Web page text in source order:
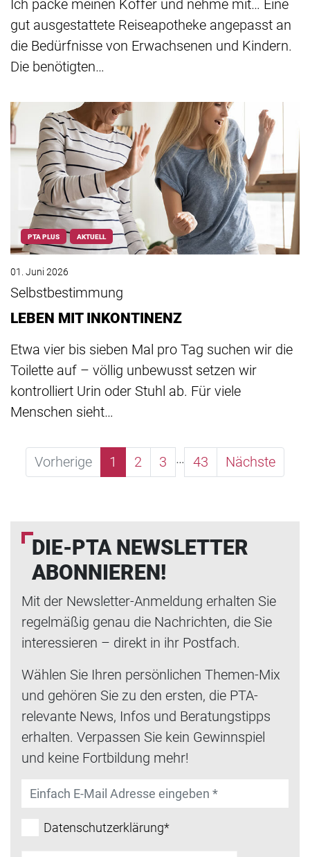
Ich packe meinen Koffer und nehme mit… Eine
gut ausgestattete Reiseapotheke angepasst an
die Bedürfnisse von Erwachsenen und Kindern.
Die benötigten…
PTA PLUS AKTUELL
01. Juni 2026
Selbstbestimmung
LEBEN MIT INKONTINENZ
Etwa vier bis sieben Mal pro Tag suchen wir die
Toilette auf – völlig unbewusst setzen wir
kontrolliert Urin oder Stuhl ab. Für viele
Menschen sieht…
Vorherige 1 2 3 … 43 Nächste
DIE-PTA NEWSLETTER
ABONNIEREN!
Mit der Newsletter-Anmeldung erhalten Sie
regelmäßig genau die Nachrichten, die Sie
interessieren – direkt in ihr Postfach.
Wählen Sie Ihren persönlichen Themen-Mix
und gehören Sie zu den ersten, die PTA-
relevante News, Infos und Beratungstipps
erhalten. Verpassen Sie kein Gewinnspiel
und keine Fortbildung mehr!
Datenschutzerklärung*